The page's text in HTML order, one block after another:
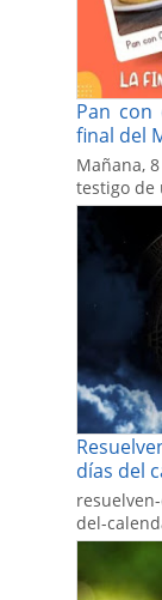
Pan con
final del
Mañana,
testigo de
días del
del-